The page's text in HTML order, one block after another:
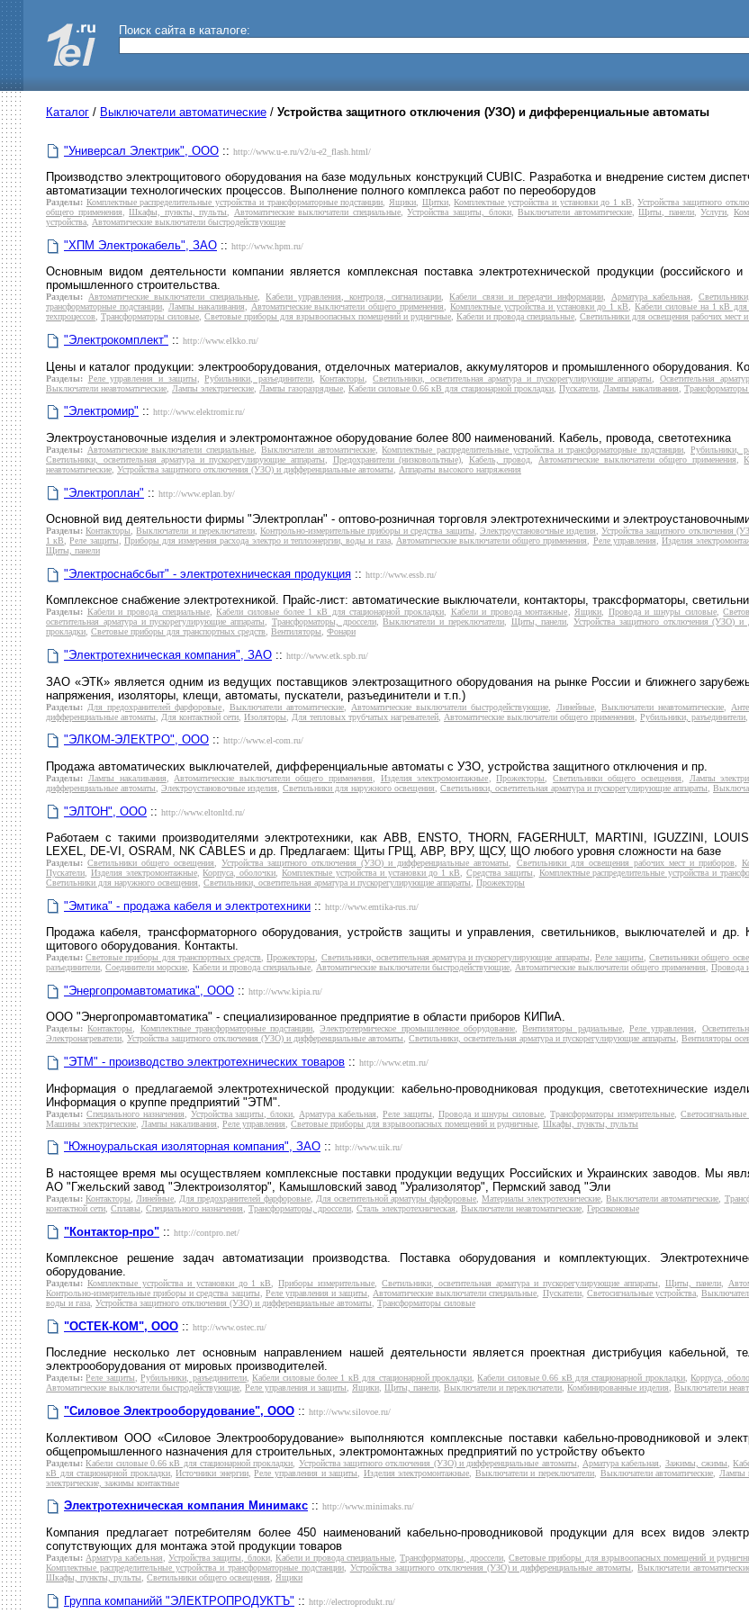
Поиск сайта в каталоге:
Каталог / Выключатели автоматические / Устройства защитного отключения (УЗО) и дифференциальные автоматы
"Универсал Электрик", ООО :: http://www.u-e.ru/v2/u-e2_flash.html/
Производство электрощитового оборудования на базе модульных конструкций CUBIC. Разработка и внедрение систем
автоматизации технологических процессов. Выполнение полного комплекса работ по переоборудов
Разделы: Комплектные распределительные устройства и трансформаторные подстанции, Ящики, Щитки,Комплектные устройства и установки до 1 кВ,Устройства защитного
общего применения,Шкафы, пункты, пульты, Автоматические выключатели специальные,Устройства защиты, блоки,Выключатели автоматические,Щиты, панели,Услуги,
устройства, Автоматические выключатели быстродействующие
"ХПМ Электрокабель", ЗАО :: http://www.hpm.ru/
Основным видом деятельности компании является комплексная поставка электротехнической продукции (российского
промышленного строительства.
Разделы: Автоматические выключатели специальные,Кабели управления, контроля, сигнализации,Кабели связи и передачи информации, Арматура кабельная,
трансформаторные подстанции, Лампы накаливания, Автоматические выключатели общего применения, Комплектные устройства и установки до 1 кВ,Кабели силовые на 1 кВ для
техпроцессов, Трансформаторы силовые, Световые приборы для взрывоопасных помещений и рудничные, Кабели и провода специальные, Светильники для освещения рабочих мест
"Электрокомплект" :: http://www.elkko.ru/
Цены и каталог продукции: электрооборудования, отделочных материалов, аккумуляторов и промышленного оборудования.
Разделы: Реле управления и защиты ,Рубильники, разъединители,Контакторы ,Светильники, осветительная арматура и пускорегулирующие аппараты Осветительная
Выключатели неавтоматические
Лампы электрические Лампы газоразрядные Кабели силовые 0.66 кВ для стационарной прокладки Пускатели Лампы накаливания
"Электромир" :: http://www.elektromir.ru/
Электроустановочные изделия и электромонтажное оборудование более 800 наименований. Кабель, провода, светотехника
Разделы: Автоматические выключатели специальные Выключатели автоматические,Комплектные распределительные устройства и трансформаторные подстанции Рубильники,
Светильники, осветительная арматура и пускорегулирующие аппараты
Предохранители (низковольтные) Кабель, провод Автоматические выключатели общего применения ,
неавтоматические Устройства защитного отключения (УЗО) и дифференциальные автоматы Аппараты высокого напряжения
"Электроплан" :: http://www.eplan.by/
Основной вид деятельности фирмы "Электроплан" - оптово-розничная торговля электротехническими и
Разделы: Контакторы ,Выключатели и переключатели, Контрольно-измерительные приборы и средства защиты Электроустановочные изделия ,Устройства защитного отключения
1 кВ
,Реле защиты Приборы для измерения расхода электро и теплоэнергии, воды и газа, Автоматические выключатели общего применения Реле управления Изделия
Щиты, панели
"Электроснабсбыт" - электротехническая продукция :: http://www.essb.ru/
Комплексное снабжение электротехникой. Прайс-лист: автоматические выключатели, контакторы, траксформаторы,
Разделы: Кабели и провода специальные,Кабели силовые более 1 кВ для стационарной прокладки, Кабели и провода монтажные,Ящики, Провода и шнуры силовые,
осветительная арматура и пускорегулирующие аппараты, Трансформаторы, дроссели,Выключатели и переключатели, Щиты, панели,Устройства защитного отключения (УЗО) и
прокладки, Световые приборы для транспортных средств, Вентиляторы, Фонари
"Электротехническая компания", ЗАО :: http://www.etk.spb.ru/
ЗАО «ЭТК» является одним из ведущих поставщиков электрозащитного оборудования на рынке России и ближнего
напряжения, изоляторы, клещи, автоматы, пускатели, разъединители и т.п.)
Разделы: Для предохранителей фарфоровые Выключатели автоматические, Автоматические выключатели быстродействующие Линейные, Выключатели неавтоматические,
дифференциальные автоматы
Для контактной сети Изоляторы Для тепловых трубчатых нагревателей Автоматические выключатели общего применения Рубильники, разъединители
"ЭЛКОМ-ЭЛЕКТРО", ООО :: http://www.el-com.ru/
Продажа автоматических выключателей, дифференциальные автоматы с УЗО, устройства защитного отключения и пр.
Разделы: Лампы накаливания Автоматические выключатели общего применения Изделия электромонтажные ,Прожекторы ,Светильники общего освещения Лампы
дифференциальные автоматы
Электроустановочные изделия Светильники для наружного освещения Светильники, осветительная арматура и пускорегулирующие аппараты
"ЭЛТОН", ООО :: http://www.eltonltd.ru/
Работаем с такими производителями электротехники, как ABB, ENSTO, THORN, FAGERHULT, MARTINI, IGUZZINI,
LEXEL, DE-VI, OSRAM, NK CABLES и др. Предлагаем: Щиты ГРЩ, АВР, ВРУ, ЩСУ, ЩО любого уровня сложности на базе
Разделы: Светильники общего освещения ,Устройства защитного отключения (УЗО) и дифференциальные автоматы Светильники для освещения рабочих мест и приборов,
Пускатели
Изделия электромонтажные,Корпуса, оболочки ,Комплектные устройства и установки до 1 кВ Средства защиты Комплектные распределительные устройства и
Светильники для наружного освещения
Светильники, осветительная арматура и пускорегулирующие аппараты Прожекторы
"Эмтика" - продажа кабеля и электротехники :: http://www.emtika-rus.ru/
Продажа кабеля, трансформаторного оборудования, устройств защиты и управления, светильников, выключателей и др.
щитового оборудования. Контакты.
Разделы: Световые приборы для транспортных средств ,Прожекторы Светильники, осветительная арматура и пускорегулирующие аппараты Реле защиты ,Светильники общего
разъединители Соединители морские Кабели и провода специальные Автоматические выключатели быстродействующие Автоматические выключатели общего применения Провода
"Энергопромавтоматика", ООО :: http://www.kipia.ru/
ООО "Энергопромавтоматика" - специализированное предприятие в области приборов КИПиА.
Разделы: Контакторы, Комплектные трансформаторные подстанции,Электротермическое промышленное оборудование,Вентиляторы радиальные, Реле управления,
Электронагреватели, Устройства защитного отключения (УЗО) и дифференциальные автоматы, Светильники, осветительная арматура и пускорегулирующие аппараты, Вентиляторы
"ЭТМ" - производство электротехнических товаров :: http://www.etm.ru/
Информация о предлагаемой электротехнической продукции: кабельно-проводниковая продукция, светотехнические
Информация о круппе предприятий "ЭТМ".
Разделы: Специального назначения Устройства защиты, блоки Арматура кабельная Реле защиты Провода и шнуры силовые ,Трансформаторы измерительные Светосигнальные
Машины электрические
Лампы накаливания Реле управления Световые приборы для взрывоопасных помещений и рудничные Шкафы, пункты, пульты
"Южноуральская изоляторная компания", ЗАО :: http://www.uik.ru/
В настоящее время мы осуществляем комплексные поставки продукции ведущих Российских и Украинских заводов. Мы
АО "Гжельский завод "Электроизолятор", Камышловский завод "Урализолятор", Пермский завод "Эли
Разделы: Контакторы Линейные Для предохранителей фарфоровые, Для осветительной арматуры фарфоровые,Материалы электротехнические ,Выключатели автоматические
контактной сети Сплавы Специального назначения Трансформаторы, дроссели Сталь электротехническая Выключатели неавтоматические Герсиконовые
"Контактор-про" :: http://contpro.net/
Комплексное решение задач автоматизации производства. Поставка оборудования и комплектующих.
оборудование.
Разделы: Комплектные устройства и установки до 1 кВ ,Приборы измерительные ,Светильники, осветительная арматура и пускорегулирующие аппараты Щиты, панели,
Контрольно-измерительные приборы и средства защиты
Реле управления и защиты Автоматические выключатели специальные Пускатели, Светосигнальные устройства,
воды и газа Устройства защитного отключения (УЗО) и дифференциальные автоматы Трансформаторы силовые
"ОСТЕК-КОМ", ООО :: http://www.ostec.ru/
Последние несколько лет основным направлением нашей деятельности является проектная дистрибуция кабельной,
электрооборудования от мировых производителей.
Разделы: Реле защиты,Рубильники, разъединители,Кабели силовые более 1 кВ для стационарной прокладки,Кабели силовые 0.66 кВ для стационарной прокладки,Корпуса,
Автоматические выключатели быстродействующие, Реле управления и защиты, Ящики, Щиты, панели, Выключатели и переключатели, Комбинированные изделия, Выключатели
"Силовое Электрооборудование", ООО :: http://www.silovoe.ru/
Коллективом ООО «Силовое Электрооборудование» выполняются комплексные поставки кабельно-проводниковой и
общепромышленного назначения для строительных, электромонтажных предприятий по устройству объекто
Разделы: Кабели силовые 0.66 кВ для стационарной прокладки Устройства защитного отключения (УЗО) и дифференциальные автоматы Арматура кабельная Зажимы, сжимы ,
кВ для стационарной прокладки,Источники энергии,Реле управления и защиты Изделия электромонтажные Выключатели и переключатели Выключатели автоматические Лампы
электрические, зажимы контактные
Электротехническая компания Минимакс :: http://www.minimaks.ru/
Компания предлагает потребителям более 450 наименований кабельно-проводниковой продукции для всех видов
сопутствующих для монтажа этой продукции товаров
Разделы: Арматура кабельная ,Устройства защиты, блоки,Кабели и провода специальные ,Трансформаторы, дроссели,Световые приборы для взрывоопасных помещений и
Комплектные распределительные устройства и трансформаторные подстанции, Устройства защитного отключения (УЗО) и дифференциальные автоматы ,Выключатели
Шкафы, пункты, пульты
Светильники общего освещения Ящики
Группа компанийй "ЭЛЕКТРОПРОДУКТЪ" :: http://electroprodukt.ru/